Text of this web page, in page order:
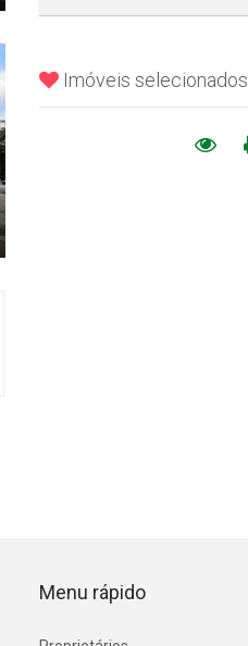
Imóveis selecionados
Menu rápido